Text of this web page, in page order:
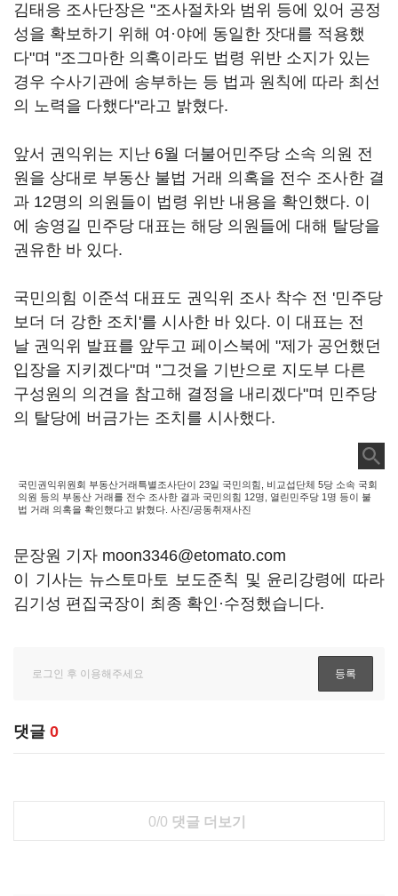
김태응 조사단장은 "조사절차와 범위 등에 있어 공정
성을 확보하기 위해 여·야에 동일한 잣대를 적용했
다"며 "조그마한 의혹이라도 법령 위반 소지가 있는
경우 수사기관에 송부하는 등 법과 원칙에 따라 최선
의 노력을 다했다"라고 밝혔다.
앞서 권익위는 지난 6월 더불어민주당 소속 의원 전
원을 상대로 부동산 불법 거래 의혹을 전수 조사한 결
과 12명의 의원들이 법령 위반 내용을 확인했다. 이
에 송영길 민주당 대표는 해당 의원들에 대해 탈당을
권유한 바 있다.
국민의힘 이준석 대표도 권익위 조사 착수 전 '민주당
보더 더 강한 조치'를 시사한 바 있다. 이 대표는 전
날 권익위 발표를 앞두고 페이스북에 "제가 공언했던
입장을 지키겠다"며 "그것을 기반으로 지도부 다른
구성원의 의견을 참고해 결정을 내리겠다"며 민주당
의 탈당에 버금가는 조치를 시사했다.
국민권익위원회 부동산거래특별조사단이 23일 국민의힘, 비교섭단체 5당 소속 국회
의원 등의 부동산 거래를 전수 조사한 결과 국민의힘 12명, 열린민주당 1명 등이 불
법 거래 의혹을 확인했다고 밝혔다. 사진/공동취재사진
문장원 기자 moon3346@etomato.com
이 기사는 뉴스토마토 보도준칙 및 윤리강령에 따라
김기성 편집국장이 최종 확인·수정했습니다.
댓글 0
0/0 댓글 더보기